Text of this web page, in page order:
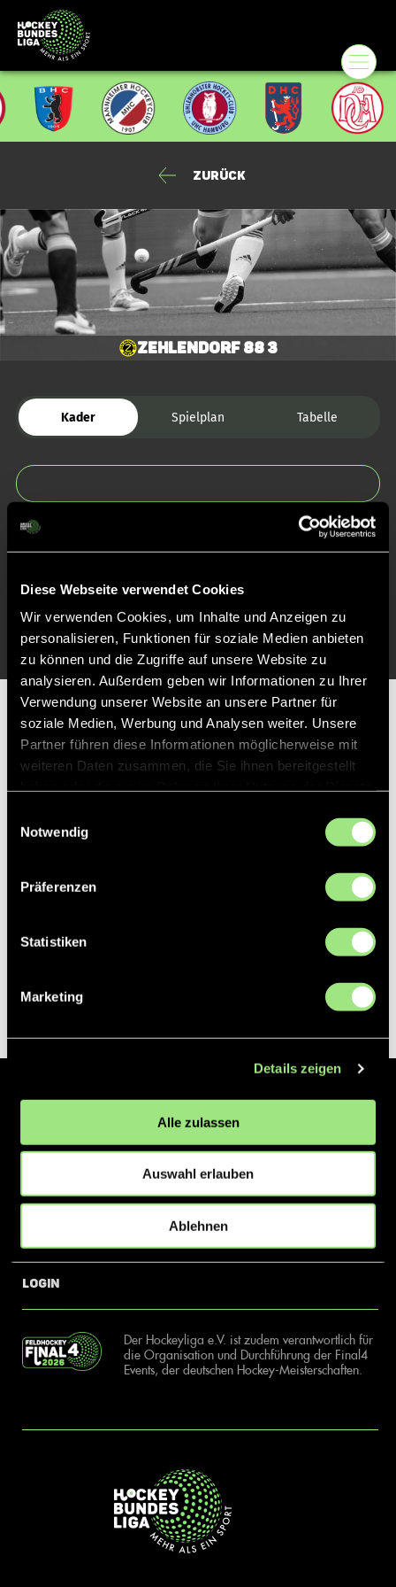
Diese Webseite verwendet Cookies
Wir verwenden Cookies, um Inhalte und Anzeigen zu
personalisieren, Funktionen für soziale Medien anbieten
zu können und die Zugriffe auf unsere Website zu
analysieren. Außerdem geben wir Informationen zu Ihrer
Verwendung unserer Website an unsere Partner für
soziale Medien, Werbung und Analysen weiter. Unsere
Partner führen diese Informationen möglicherweise mit
weiteren Daten zusammen, die Sie ihnen bereitgestellt
Notwendig
Präferenzen
Statistiken
Marketing
Details zeigen
Alle zulassen
Auswahl erlauben
Ablehnen
Zurück
Zehlendorf 88 3
Kader Spielplan Tabelle
Partner
Der Hockeyliga e.V. ist verantwortlich für die Organisation und
der Halle. Insgesamt sind über 60 Vereine unter dem Dach der
Hockeyliga organisiert, sowohl im Herren als auch im Damen
News
Login
Kontakt
Der Hockeyliga e.V. ist zudem verantwortlich für
die Organisation und Durchführung der Final4
Events, der deutschen Hockey-Meisterschaften.